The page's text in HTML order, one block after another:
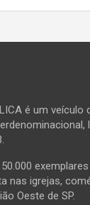
é um veículo
nas igrejas,
Oeste de SP.